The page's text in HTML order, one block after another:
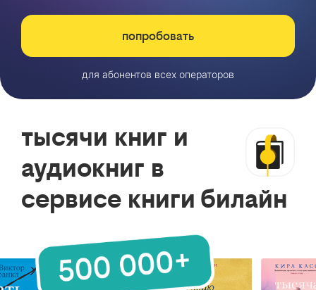
попробовать
для абонентов всех операторов
тысячи книг и
аудиокниг в
сервисе книги билайн